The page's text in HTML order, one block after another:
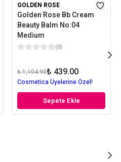
GOLDEN ROSE
Golden Rose Bb Cream
Beauty Balm No:04
Medium
(0)
₺ 1,104.90₺ 439.00
Cosmetica Üyelerine Özel!
Sepete Ekle